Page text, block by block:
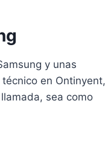
y unas
en Ontinyent,
sea como